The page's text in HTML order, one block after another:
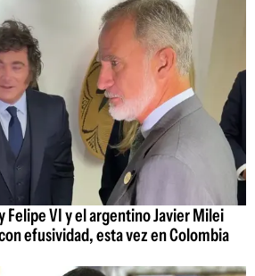
Felipe VI y el argentino Javier Milei
efusividad, esta vez en Colombia